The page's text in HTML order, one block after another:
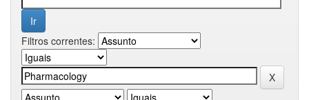
Filtros correntes: